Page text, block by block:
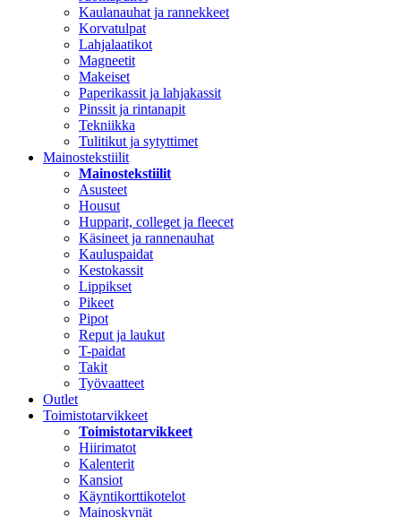
Kaulanauhat ja rannekkeet
Korvatulpat
Lahjalaatikot
Magneetit
Makeiset
Paperikassit ja lahjakassit
Pinssit ja rintanapit
Tekniikka
Tulitikut ja sytyttimet
Mainostekstiilit
Mainostekstiilit
Asusteet
Housut
Hupparit, colleget ja fleecet
Käsineet ja rannenauhat
Kauluspaidat
Kestokassit
Lippikset
Pikeet
Pipot
Reput ja laukut
T-paidat
Takit
Työvaatteet
Outlet
Toimistotarvikkeet
Toimistotarvikkeet
Hiirimatot
Kalenterit
Kansiot
Käyntikorttikotelot
Mainoskynät